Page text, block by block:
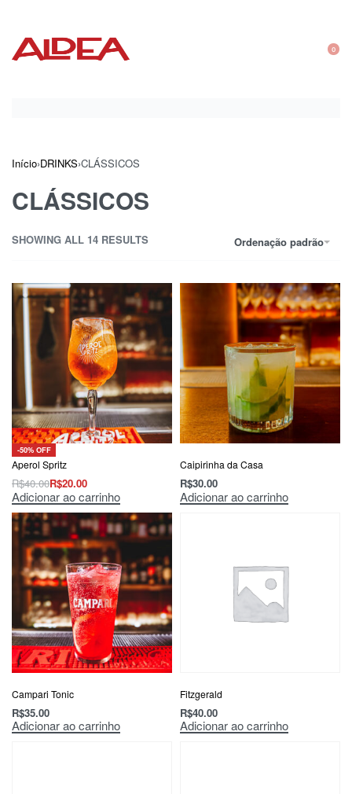
0
Início›DRINKS›CLÁSSICOS
CLÁSSICOS
SHOWING ALL 14 RESULTS Ordenação padrão
-50% OFF
Aperol Spritz
R$40.00R$20.00
Adicionar ao carrinho
Caipirinha da Casa
R$30.00
Adicionar ao carrinho
Campari Tonic
R$35.00
Adicionar ao carrinho
Fitzgerald
R$40.00
Adicionar ao carrinho